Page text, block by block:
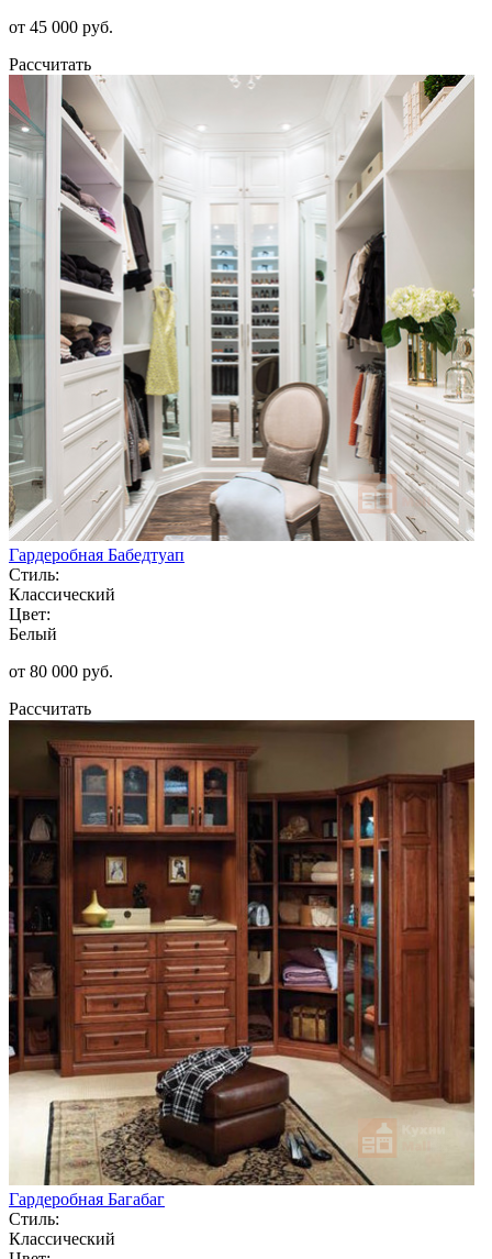
от 45 000 руб.
Рассчитать
Гардеробная Бабедтуап
Стиль:
Классический
Цвет:
Белый
от 80 000 руб.
Рассчитать
Гардеробная Багабаг
Стиль:
Классический